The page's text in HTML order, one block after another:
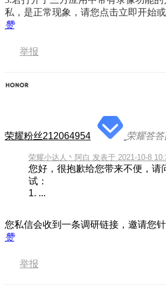
私，是正常现象，请您点击立即开始
赞
举报
荣耀粉丝212064954 荣耀答
荣耀小达人丶阿白 发表于 2021-10-8
您好，很抱歉给您带来不便，请
试：
1. ...
您私信会收到一条调研链接，邀请您
赞
举报